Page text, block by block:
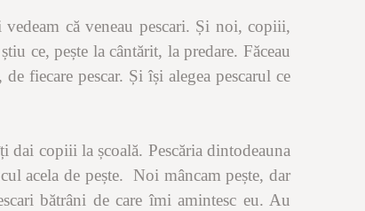
că veneau pescari. Și noi, copiii,
ce, pește la cântărit, la predare. Făceau
fiecare pescar. Și își alegea pescarul ce
dai copiii la școală. Pescăria dintodeauna
acela de pește. Noi mâncam pește, dar
bătrâni de care îmi amintesc eu. Au